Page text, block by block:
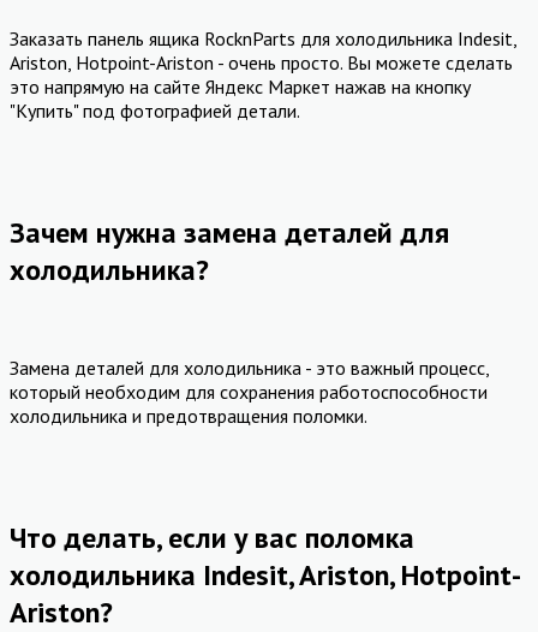
Заказать панель ящика RocknParts для холодильника Indesit,
Ariston, Hotpoint-Ariston - очень просто. Вы можете сделать
это напрямую на сайте Яндекс Маркет нажав на кнопку
"Купить" под фотографией детали.
Зачем нужна замена деталей для
холодильника?
Замена деталей для холодильника - это важный процесс,
который необходим для сохранения работоспособности
холодильника и предотвращения поломки.
Что делать, если у вас поломка
холодильника Indesit, Ariston, Hotpoint-
Ariston?